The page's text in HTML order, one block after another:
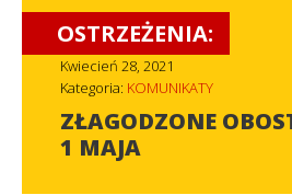
OSTRZEŻENIA:
Kwiecień 28, 2021
Kategoria: KOMUNIKATY
ZŁAGODZONE
1 MAJA